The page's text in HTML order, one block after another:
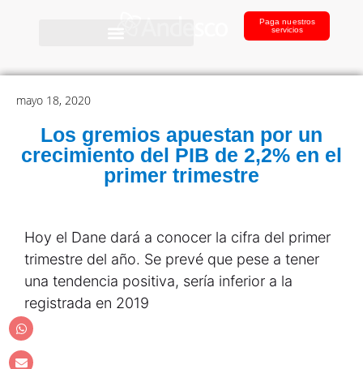
Paga nuestros
servicios
mayo 18, 2020
Los gremios apuestan por un
crecimiento del PIB de 2,2% en el
primer trimestre
Hoy el Dane dará a conocer la cifra del primer
trimestre del año. Se prevé que pese a tener
una tendencia positiva, sería inferior a la
registrada en 2019